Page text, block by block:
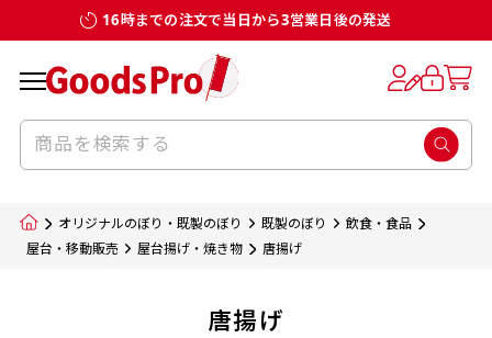
16時までの注文で当日から3営業日後の発送
オリジナルのぼり・既製のぼり 既製のぼり
飲食・食品
屋台・移動販売
屋台揚げ・焼き物 唐揚げ
唐揚げ